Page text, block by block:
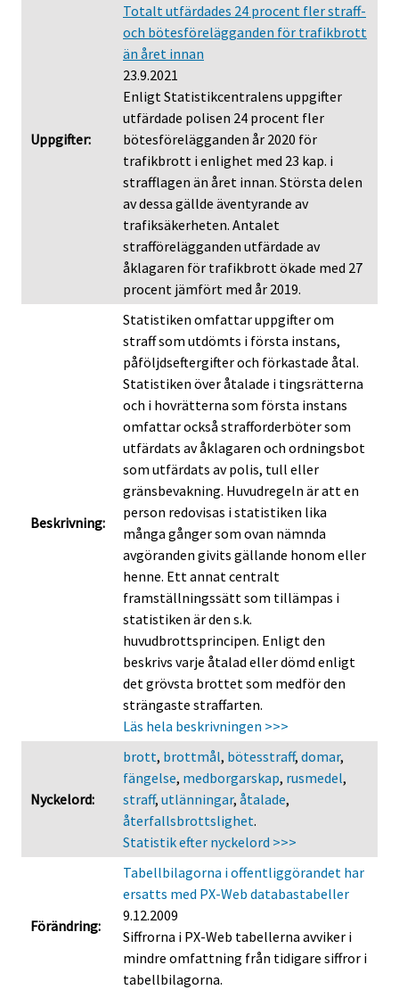
Uppgifter:
Totalt utfärdades 24 procent fler straff-
och bötesförelägganden för trafikbrott
än året innan
23.9.2021
Enligt Statistikcentralens uppgifter
utfärdade polisen 24 procent fler
bötesförelägganden år 2020 för
trafikbrott i enlighet med 23 kap. i
strafflagen än året innan. Största delen
av dessa gällde äventyrande av
trafiksäkerheten. Antalet
strafförelägganden utfärdade av
åklagaren för trafikbrott ökade med 27
procent jämfört med år 2019.
Beskrivning:
Statistiken omfattar uppgifter om
straff som utdömts i första instans,
påföljdseftergifter och förkastade åtal.
Statistiken över åtalade i tingsrätterna
och i hovrätterna som första instans
omfattar också strafforderböter som
utfärdats av åklagaren och ordningsbot
som utfärdats av polis, tull eller
gränsbevakning. Huvudregeln är att en
person redovisas i statistiken lika
många gånger som ovan nämnda
avgöranden givits gällande honom eller
henne. Ett annat centralt
framställningssätt som tillämpas i
statistiken är den s.k.
huvudbrottsprincipen. Enligt den
beskrivs varje åtalad eller dömd enligt
det grövsta brottet som medför den
strängaste straffarten.
Läs hela beskrivningen >>>
Nyckelord:
brott, brottmål, bötesstraff, domar,
fängelse, medborgarskap, rusmedel,
straff, utlänningar, åtalade,
återfallsbrottslighet.
Statistik efter nyckelord >>>
Förändring:
Tabellbilagorna i offentliggörandet har
ersatts med PX-Web databastabeller
9.12.2009
Siffrorna i PX-Web tabellerna avviker i
mindre omfattning från tidigare siffror i
tabellbilagorna.